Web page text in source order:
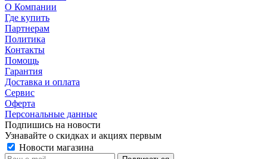
О Компании
Где купить
Партнерам
Политика
Контакты
Помощь
Гарантия
Доставка и оплата
Сервис
Оферта
Персональные данные
Подпишись на новости
Узнавайте о скидках и акциях первым
Новости магазина